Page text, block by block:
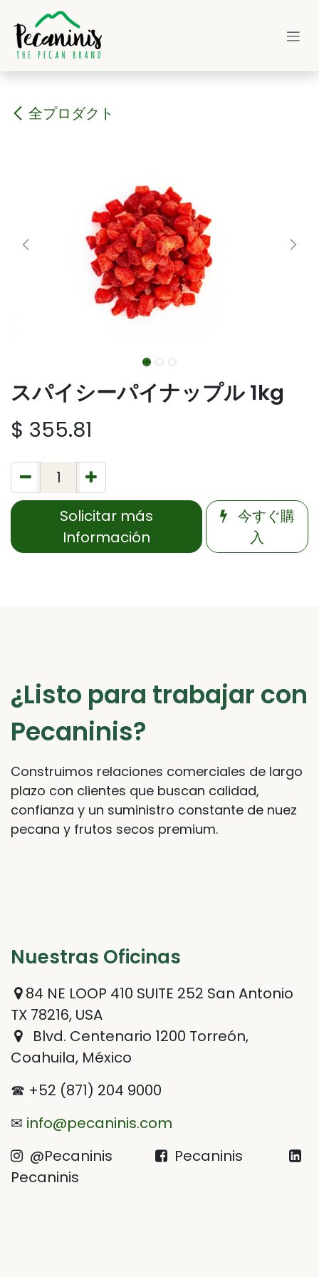
コンテンツへスキップ
全プロダクト
スパイシーパイナップル 1kg
$ 355.81
Solicitar más
Información
今すぐ購
入
¿Listo para trabajar con
Pecaninis?
Construimos relaciones comerciales de largo
plazo con clientes que buscan calidad,
confianza y un suministro constante de nuez
pecana y frutos secos premium.
Nuestras Oficinas
84 NE LOOP 410 SUITE 252 San Antonio
TX 78216, USA
Blvd. Centenario 1200 Torreón,
Coahuila, México
☎ +52 (871) 204 9000
✉ info@pecaninis.com
@Pecaninis
Pecaninis
Pecaninis